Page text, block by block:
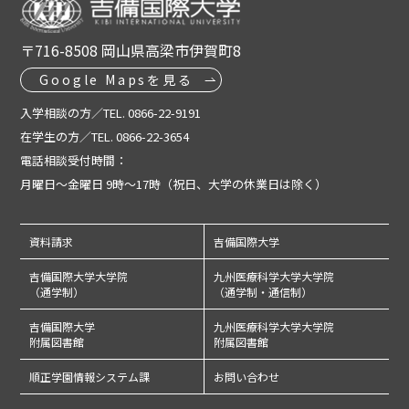
〒716-8508 岡山県高梁市伊賀町8
Google Mapsを見る
入学相談の方／TEL. 0866-22-9191
在学生の方／TEL. 0866-22-3654
電話相談受付時間：
月曜日～金曜日 9時～17時（祝日、大学の休業日は除く）
資料請求 吉備国際大学
吉備国際大学大学院
（通学制）
九州医療科学大学大学院
（通学制・通信制）
吉備国際大学
附属図書館
九州医療科学大学大学院
附属図書館
順正学園情報システム課 お問い合わせ